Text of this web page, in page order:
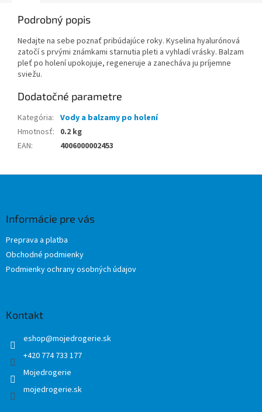
Podrobný popis
Nedajte na sebe poznať pribúdajúce roky. Kyselina hyalurónová
zatočí s prvými známkami starnutia pleti a vyhladí vrásky. Balzam
pleť po holení upokojuje, regeneruje a zanecháva ju príjemne
sviežu.
Dodatočné parametre
Kategória: Vody a balzamy po holení
Hmotnosť: 0.2 kg
EAN: 4006000002453
Informácie pre vás
Preprava a platba
Obchodné podmienky
Podmienky ochrany osobných údajov
Kontakt
eshop@mojedrogerie.sk
+420 774 733 177
Mojedrogerie
mojedrogerie.sk